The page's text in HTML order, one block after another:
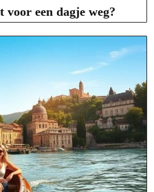
een dagje weg?